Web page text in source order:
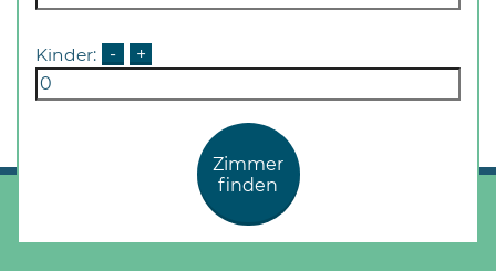
Kinder: - +
Zimmer
finden